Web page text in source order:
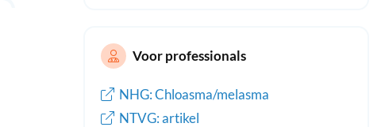
Voor professionals
NHG: Chloasma/melasma
NTVG: artikel